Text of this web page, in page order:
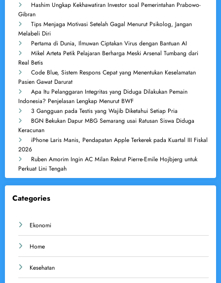
Hashim Ungkap Kekhawatiran Investor soal Pemerintahan Prabowo-
Gibran
Tips Menjaga Motivasi Setelah Gagal Menurut Psikolog, Jangan
Melabeli Diri
Pertama di Dunia, Ilmuwan Ciptakan Virus dengan Bantuan AI
Mikel Arteta Petik Pelajaran Berharga Meski Arsenal Tumbang dari
Real Betis
Code Blue, Sistem Respons Cepat yang Menentukan Keselamatan
Pasien Gawat Darurat
Apa Itu Pelanggaran Integritas yang Diduga Dilakukan Pemain
Indonesia? Penjelasan Lengkap Menurut BWF
3 Gangguan pada Testis yang Wajib Diketahui Setiap Pria
BGN Bekukan Dapur MBG Semarang usai Ratusan Siswa Diduga
Keracunan
iPhone Laris Manis, Pendapatan Apple Terkerek pada Kuartal III Fiskal
2026
Ruben Amorim Ingin AC Milan Rekrut Pierre-Emile Hojbjerg untuk
Perkuat Lini Tengah
Categories
Ekonomi
Home
Kesehatan